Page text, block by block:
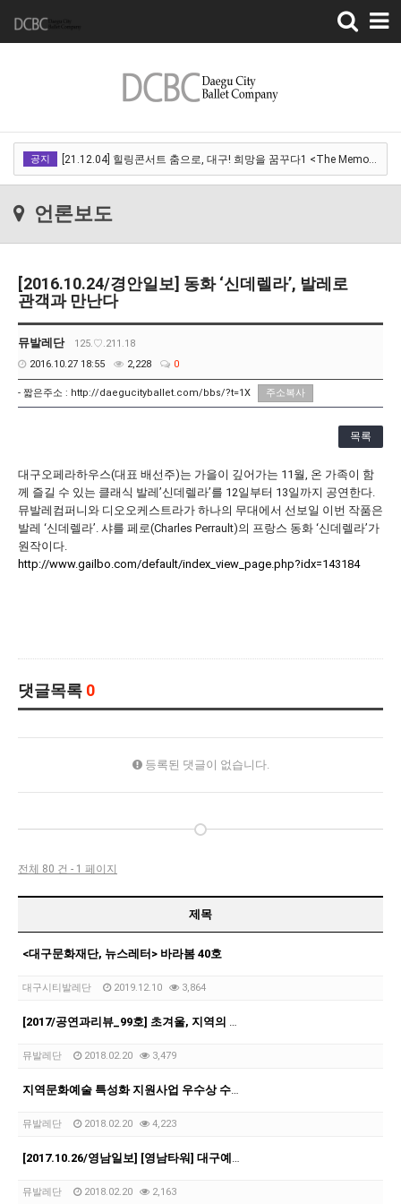
Toggle
navigation
공지 [21.12.04] 힐링콘서트 춤으로, 대구! 희망을 꿈꾸다1 <The Memory of …
[21.11.13] 호두까기인형 아양아트센터
[21.11.13] 호두까기인형 아양아트센터
[21.10.22-23] 대구국제오페라축제<아이다> 오페라하우스
언론보도
[2016.10.24/경안일보] 동화 ‘신데렐라’, 발레로
관객과 만난다
뮤발레단
125.♡.211.18
2016.10.27 18:55
2,228 0
- 짧은주소 : http://daegucityballet.com/bbs/?t=1X 주소복사
목록
대구오페라하우스(대표 배선주)는 가을이 깊어가는 11월, 온 가족이 함
께 즐길 수 있는 클래식 발레’신데렐라’를 12일부터 13일까지 공연한다.
뮤발레컴퍼니와 디오오케스트라가 하나의 무대에서 선보일 이번 작품은
발레 ‘신데렐라’. 샤를 페로(Charles Perrault)의 프랑스 동화 ‘신데렐라’가
원작이다.
http://www.gailbo.com/default/index_view_page.php?idx=143184
댓글목록 0
등록된 댓글이 없습니다.
전체 80 건 - 1 페이지
제목
<대구문화재단, 뉴스레터> 바라봄 40호
대구시티발레단 2019.12.10 3,864
[2017/공연과리뷰_99호] 초겨울, 지역의 춤 공연 두 편
뮤발레단 2018.02.20 3,479
지역문화예술 특성화 지원사업 우수상 수상 <카페 아루스>
뮤발레단 2018.02.20 4,223
[2017.10.26/영남일보] [영남타워] 대구예술계에 바란다
뮤발레단 2018.02.20 2,163